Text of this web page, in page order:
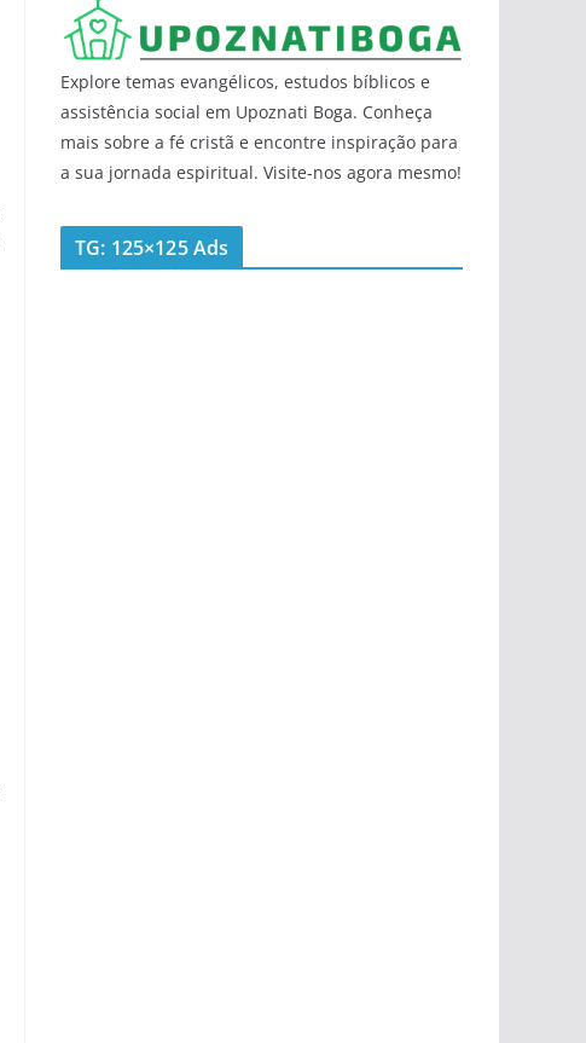
Explore temas evangélicos, estudos bíblicos e
assistência social em Upoznati Boga. Conheça
mais sobre a fé cristã e encontre inspiração para
a sua jornada espiritual. Visite-nos agora mesmo!
TG: 125×125 Ads